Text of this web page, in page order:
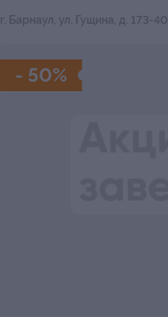
г. Барнаул, ул. Гущина, д. 173-40
- 50%